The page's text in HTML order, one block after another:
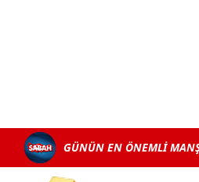
GÜNÜN EN ÖNEMLİ